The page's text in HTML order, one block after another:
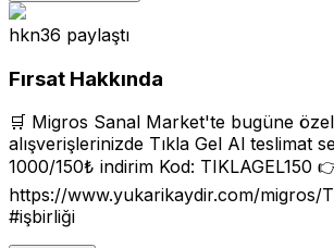
hkn36 paylaştı
Fırsat Hakkında
🛒 Migros Sanal Market'te bugüne
alışverişlerinizde Tıkla Gel Al teslimat
1000/150₺ indirim Kod: TIKLAGEL150
https://www.yukarikaydir.com/migros/
#işbirliği